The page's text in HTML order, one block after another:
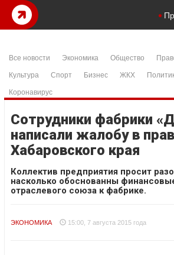
Все новости Экономика Общество
Культура
Спорт Бизнес ЖКХ
Коронавирус
Сотрудники фабрики
написали жалобу в
Хабаровского края
Коллектив предприятия просит
насколько обоснованны
отраслевого союза к фабрике.
ЭКОНОМИКА 15:00, 7 августа 2015 года